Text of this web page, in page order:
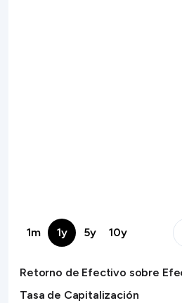
1m 1y 5y 10y
Retorno de Efectivo sobre
Tasa de Capitalización